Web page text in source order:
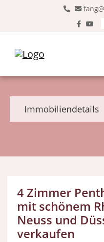
Immobiliendetails
4 Zimmer
mit schönem
Neuss und
verkaufen